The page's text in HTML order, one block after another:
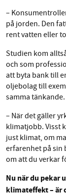
–
på jorden. Den
rent vatten eller
Studien kom
och som
att byta bank till
oljebolag till
samma tänkande.
– När det gäller
klimatjobb. Visst
just klimat, om
erfarenhet på sin
om att du verkar
Nu när du pekar
klimateffekt – är